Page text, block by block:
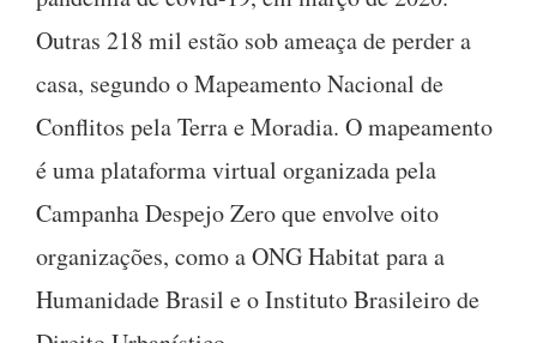
Outras 218 mil estão sob ameaça de perder a
casa, segundo o Mapeamento Nacional de
Conflitos pela Terra e Moradia. O mapeamento
é uma plataforma virtual organizada pela
Campanha Despejo Zero que envolve oito
organizações, como a ONG Habitat para a
Humanidade Brasil e o Instituto Brasileiro de